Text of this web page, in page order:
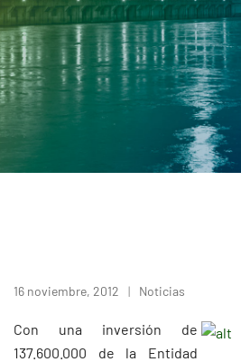
16 noviembre, 2012 Noticias
Con una inversión de
137.600.000 de la Entidad